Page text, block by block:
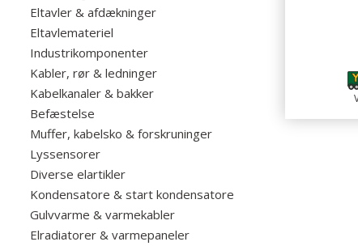
Eltavler & afdækninger
Eltavlemateriel
Industrikomponenter
Kabler, rør & ledninger
Kabelkanaler & bakker
Befæstelse
Muffer, kabelsko & forskruninger
Lyssensorer
Diverse elartikler
Kondensatore & start kondensatore
Gulvvarme & varmekabler
Elradiatorer & varmepaneler